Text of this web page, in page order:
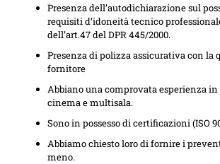
Presenza dell’autodichiarazione sul
requisiti d’idoneità tecnico
dell’art.47 del DPR 445/2000.
Presenza di polizza assicurativa con la
fornitore
Abbiano una comprovata esperienza
cinema e multisala.
Sono in possesso di certificazioni (ISO
Abbiamo chiesto loro di fornire i
meno.